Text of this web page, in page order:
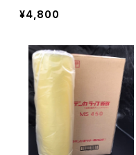
用ストレッチフィルム 1箱2
本入り
¥4,800